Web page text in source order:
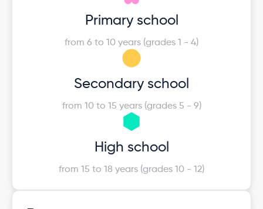
Primary school
from 6 to 10 years (grades 1 - 4)
Secondary school
from 10 to 15 years (grades 5 - 9)
High school
from 15 to 18 years (grades 10 - 12)